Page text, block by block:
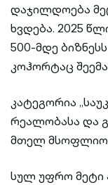
დაჯილდოება
ხვდება. 2025
500-მდე
კოჰორტაც
კატეგორია
რეალობასა და
მთელ
სულ უფრო მეტი